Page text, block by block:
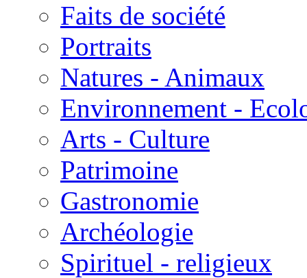
Faits de société
Portraits
Natures - Animaux
Environnement -
Arts - Culture
Patrimoine
Gastronomie
Archéologie
Spirituel - religieux